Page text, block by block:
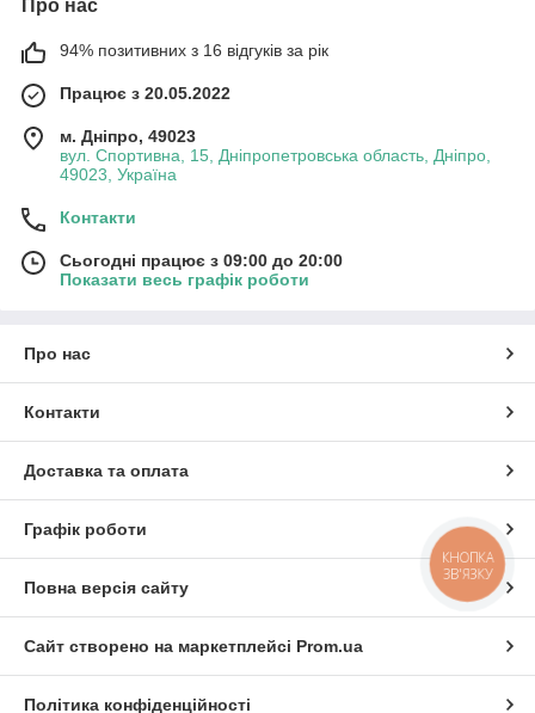
Про нас
94% позитивних з 16 відгуків за рік
Працює з 20.05.2022
м. Дніпро, 49023
вул. Спортивна, 15, Дніпропетровська область, Дніпро,
49023, Україна
Контакти
Сьогодні працює з 09:00 до 20:00
Показати весь графік роботи
Про нас
Контакти
Доставка та оплата
Графік роботи
Повна версія сайту
Сайт створено на маркетплейсі Prom.ua
Політика конфіденційності
КНОПКА
ЗВ'ЯЗКУ